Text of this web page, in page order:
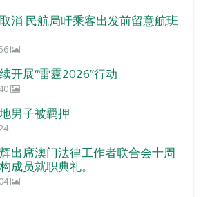
消 民航局吁乘客出发前留意航班
开展“雷霆2026”行动
男子被羁押
出席澳门法律工作者联合会十周
成员就职典礼。